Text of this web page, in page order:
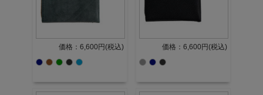
価格：6,600円(税込) 価格：6,600円(税込)